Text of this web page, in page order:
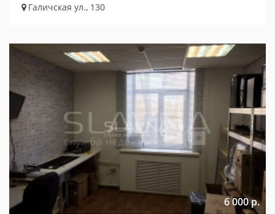
Галичская ул., 130
6 000 р.